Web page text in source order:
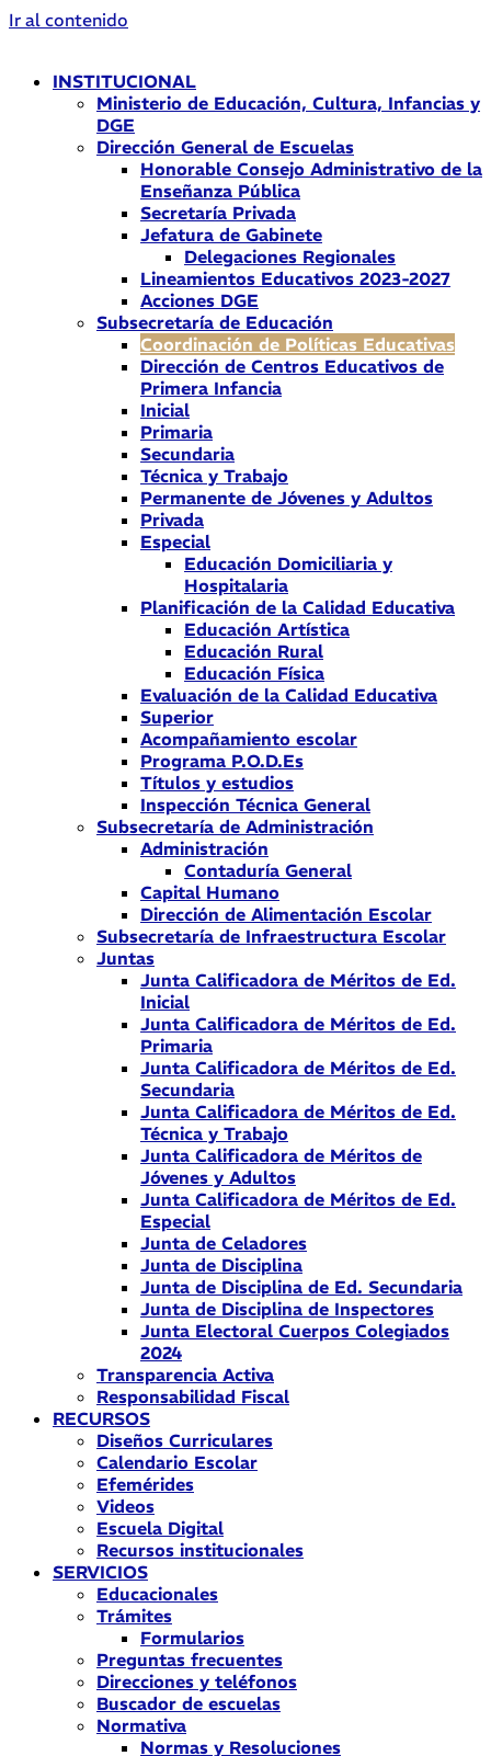
Ir al contenido
INSTITUCIONAL
Ministerio de Educación, Cultura, Infancias y
DGE
Dirección General de Escuelas
Honorable Consejo Administrativo de la
Enseñanza Pública
Secretaría Privada
Jefatura de Gabinete
Delegaciones Regionales
Lineamientos Educativos 2023-2027
Acciones DGE
Subsecretaría de Educación
Coordinación de Políticas Educativas
Dirección de Centros Educativos de
Primera Infancia
Inicial
Primaria
Secundaria
Técnica y Trabajo
Permanente de Jóvenes y Adultos
Privada
Especial
Educación Domiciliaria y
Hospitalaria
Planificación de la Calidad Educativa
Educación Artística
Educación Rural
Educación Física
Evaluación de la Calidad Educativa
Superior
Acompañamiento escolar
Programa P.O.D.Es
Títulos y estudios
Inspección Técnica General
Subsecretaría de Administración
Administración
Contaduría General
Capital Humano
Dirección de Alimentación Escolar
Subsecretaría de Infraestructura Escolar
Juntas
Junta Calificadora de Méritos de Ed.
Inicial
Junta Calificadora de Méritos de Ed.
Primaria
Junta Calificadora de Méritos de Ed.
Secundaria
Junta Calificadora de Méritos de Ed.
Técnica y Trabajo
Junta Calificadora de Méritos de
Jóvenes y Adultos
Junta Calificadora de Méritos de Ed.
Especial
Junta de Celadores
Junta de Disciplina
Junta de Disciplina de Ed. Secundaria
Junta de Disciplina de Inspectores
Junta Electoral Cuerpos Colegiados
2024
Transparencia Activa
Responsabilidad Fiscal
RECURSOS
Diseños Curriculares
Calendario Escolar
Efemérides
Videos
Escuela Digital
Recursos institucionales
SERVICIOS
Educacionales
Trámites
Formularios
Preguntas frecuentes
Direcciones y teléfonos
Buscador de escuelas
Normativa
Normas y Resoluciones